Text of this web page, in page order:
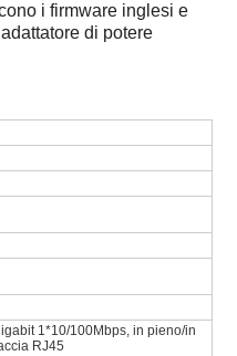
i firmware inglesi e
di potere
1*10/100Mbps, in pieno/in
RJ45